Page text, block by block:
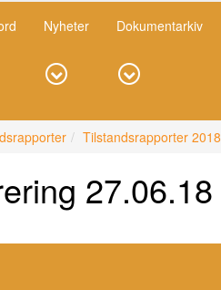
Nyheter Dokumentarkiv
Tilstandsrapporter 2018
27.06.18